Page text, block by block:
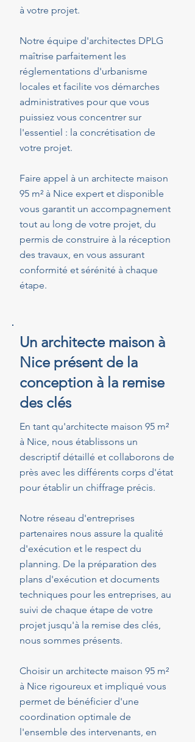
à votre projet.
Notre équipe d'architectes DPLG
maîtrise parfaitement les
réglementations d'urbanisme
locales et facilite vos démarches
administratives pour que vous
puissiez vous concentrer sur
l'essentiel : la concrétisation de
votre projet.
Faire appel à un architecte maison
95 m² à Nice expert et disponible
vous garantit un accompagnement
tout au long de votre projet, du
permis de construire à la réception
des travaux, en vous assurant
conformité et sérénité à chaque
étape.
Un architecte maison à
Nice présent de la
conception à la remise
des clés
En tant qu'architecte maison 95 m²
à Nice, nous établissons un
descriptif détaillé et collaborons de
près avec les différents corps d'état
pour établir un chiffrage précis.
Notre réseau d'entreprises
partenaires nous assure la qualité
d'exécution et le respect du
planning. De la préparation des
plans d'exécution et documents
techniques pour les entreprises, au
suivi de chaque étape de votre
projet jusqu'à la remise des clés,
nous sommes présents.
Choisir un architecte maison 95 m²
à Nice rigoureux et impliqué vous
permet de bénéficier d'une
coordination optimale de
l'ensemble des intervenants, en